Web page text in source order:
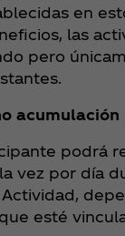
en
las
pero
acumulación
podrá
vez por día
esté